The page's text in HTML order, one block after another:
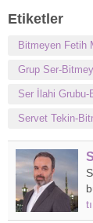
Etiketler
Bitmeyen Fetih
Grup Ser-
Ser İlahi Grubu-
Servet Tekin-